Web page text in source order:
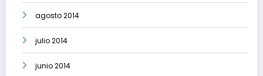
agosto 2014
julio 2014
junio 2014